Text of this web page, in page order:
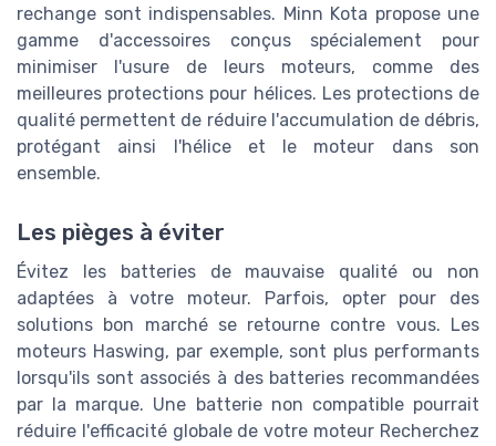
rechange sont indispensables. Minn Kota propose une
gamme d'accessoires conçus spécialement pour
minimiser l'usure de leurs moteurs, comme des
meilleures protections pour hélices. Les protections de
qualité permettent de réduire l'accumulation de débris,
protégant ainsi l'hélice et le moteur dans son
ensemble.
Les pièges à éviter
Évitez les batteries de mauvaise qualité ou non
adaptées à votre moteur. Parfois, opter pour des
solutions bon marché se retourne contre vous. Les
moteurs Haswing, par exemple, sont plus performants
lorsqu'ils sont associés à des batteries recommandées
par la marque. Une batterie non compatible pourrait
réduire l'efficacité globale de votre moteur Recherchez